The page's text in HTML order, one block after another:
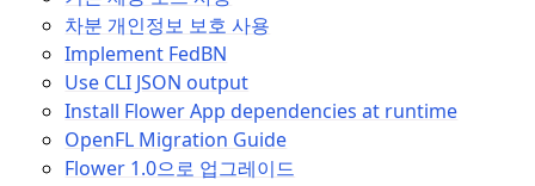
차분 개인정보 보호 사용
Implement FedBN
Use CLI JSON output
Install Flower App dependencies at runtime
OpenFL Migration Guide
Flower 1.0으로 업그레이드